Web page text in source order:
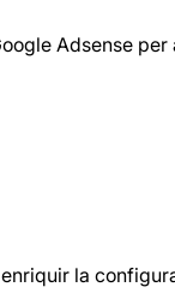
Adsense
la